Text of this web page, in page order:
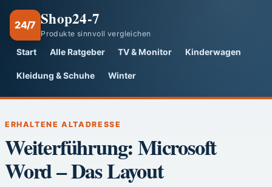
24/7 Shop24-7
Produkte sinnvoll vergleichen
Start Alle Ratgeber TV & Monitor Kinderwagen
Kleidung & Schuhe Winter
ERHALTENE ALTADRESSE
Weiterführung: Microsoft
Word – Das Layout